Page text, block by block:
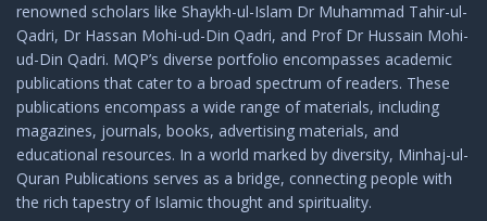
renowned scholars like Shaykh-ul-Islam Dr Muhammad Tahir-ul-
Qadri, Dr Hassan Mohi-ud-Din Qadri, and Prof Dr Hussain Mohi-
ud-Din Qadri. MQP’s diverse portfolio encompasses academic
publications that cater to a broad spectrum of readers. These
publications encompass a wide range of materials, including
magazines, journals, books, advertising materials, and
educational resources. In a world marked by diversity, Minhaj-ul-
Quran Publications serves as a bridge, connecting people with
the rich tapestry of Islamic thought and spirituality.